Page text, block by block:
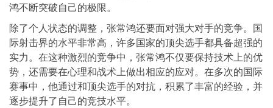
鸿不断突破自己的极限。
除了个人状态的调整，张常鸿还要面对强大对手的竞争。国
际射击界的水平非常高，许多国家的顶尖选手都具备超强的
实力。在这种激烈的竞争中，张常鸿不仅要保持技术上的优
势，还需要在心理和战术上做出相应的应对。在多次的国际
赛事中，他通过和顶尖选手的对抗，积累了丰富的经验，并
逐步提升了自己的竞技水平。